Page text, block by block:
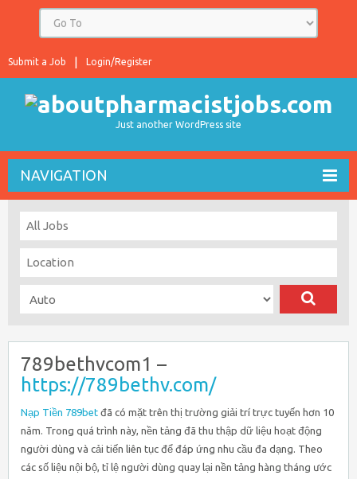
Login/Register
Submit a Job
Just another WordPress site
NAVIGATION
789bethvcom1 –
https://789bethv.com/
Nạp Tiền 789bet đã có mặt trên thị trường giải trí trực tuyến hơn 10
năm. Trong quá trình này, nền tảng đã thu thập dữ liệu hoạt động
người dùng và cải tiến liên tục để đáp ứng nhu cầu đa dạng. Theo
các số liệu nội bộ, tỉ lệ người dùng quay lại nền tảng hàng tháng ước